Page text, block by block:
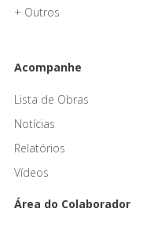
+ Outros
Acompanhe
Lista de Obras
Notícias
Relatórios
Vídeos
Área do Colaborador